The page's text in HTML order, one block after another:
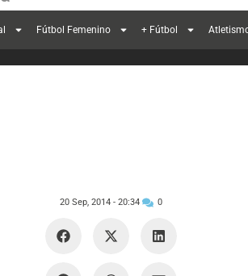
Fútbol Femenino + Fútbol
y
20 Sep, 2014 - 20:34 0